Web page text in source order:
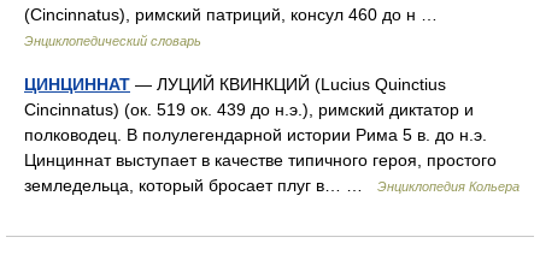
(Cincinnatus), римский патриций, консул 460 до н …
Энциклопедический словарь
ЦИНЦИННАТ — ЛУЦИЙ КВИНКЦИЙ (Lucius Quinctius
Cincinnatus) (ок. 519 ок. 439 до н.э.), римский диктатор и
полководец. В полулегендарной истории Рима 5 в. до н.э.
Цинциннат выступает в качестве типичного героя, простого
земледельца, который бросает плуг в… …
Энциклопедия Кольера